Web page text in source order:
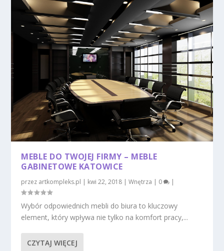
MEBLE DO TWOJEJ FIRMY – MEBLE
GABINETOWE KATOWICE
przez artkompleks.pl | kwi 22, 2018 |Wnętrza | 0 |
Wybór odpowiednich mebli do biura to kluczowy
element, który wpływa nie tylko na komfort pracy,...
CZYTAJ WIĘCEJ